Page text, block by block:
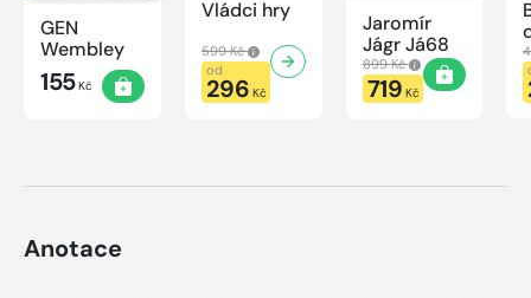
GEN
Wembley
155Kč
Vládci hry
599 Kč
od
296 Kč
Jaromír
Jágr Já68
899 Kč
719 Kč
Anotace